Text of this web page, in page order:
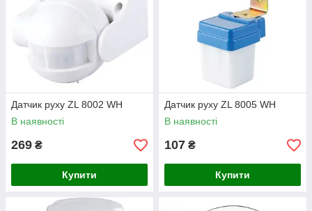
Датчик руху ZL 8002 WH
В наявності
269 ₴
Купити
Датчик руху ZL 8005 WH
В наявності
107 ₴
Купити